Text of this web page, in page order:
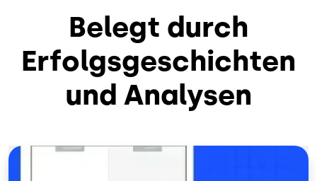
Belegt durch
Erfolgsgeschichten
und Analysen
Bild